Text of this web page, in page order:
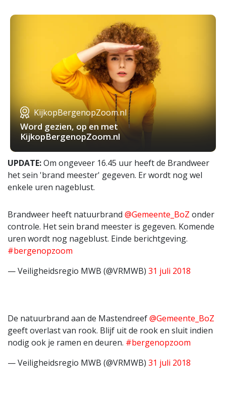
KijkopBergenopZoom.nl
Word gezien, op en met
KijkopBergenopZoom.nl
UPDATE:Om ongeveer 16.45 uur heeft de Brandweer
het sein 'brand meester' gegeven. Er wordt nog wel
enkele uren nageblust.
Brandweer heeft natuurbrand @Gemeente_BoZ onder
controle. Het sein brand meester is gegeven. Komende
uren wordt nog nageblust. Einde berichtgeving.
#bergenopzoom
— Veiligheidsregio MWB (@VRMWB) 31 juli 2018
De natuurbrand aan de Mastendreef@Gemeente_BoZ
geeft overlast van rook. Blijf uit de rook en sluit indien
nodig ook je ramen en deuren. #bergenopzoom
— Veiligheidsregio MWB (@VRMWB) 31 juli 2018